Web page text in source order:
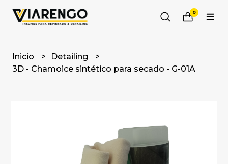
0
Inicio
Detailing
3D - Chamoice sintético para secado - G-01A